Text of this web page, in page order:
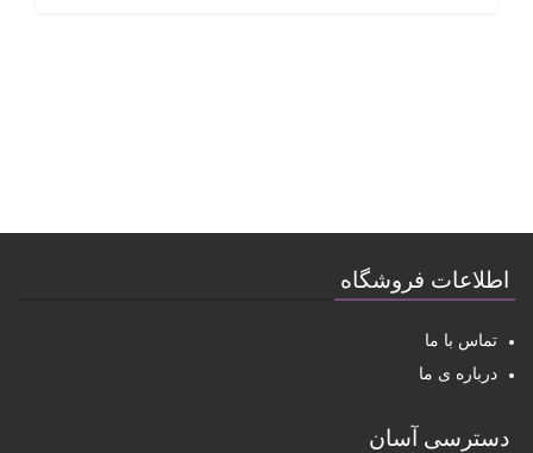
اطلاعات فروشگاه
تماس با ما
درباره ی ما
دسترسی آسان